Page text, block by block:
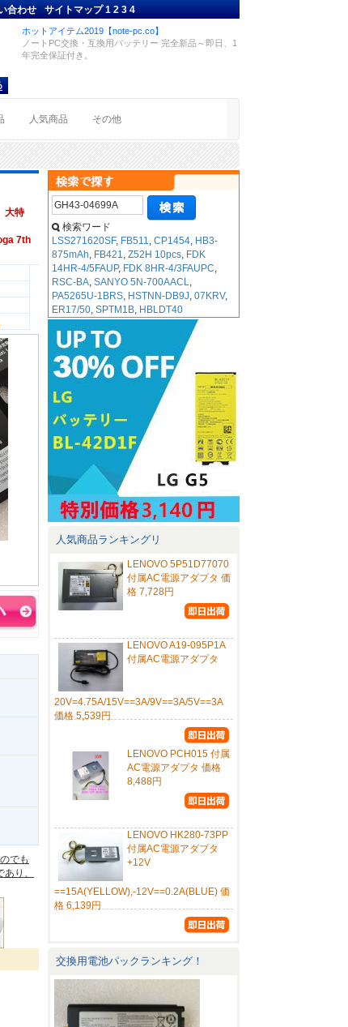
合わせ サイトマップ 1234
ホットアイテム2019【note-pc.co】
ノートPC交換・互換用バッテリー 完全新品～即日、1
年完全保証付き。
人気商品 その他
大特
7th
でも
り、
検索ワード
LSS271620SF, FB511,CP1454, HB3-
875mAh, FB421,Z52H 10pcs, FDK
14HR-4/5FAUP, FDK 8HR-4/3FAUPC,
RSC-BA,SANYO 5N-700AACL,
PA5265U-1BRS, HSTNN-DB9J,07KRV,
ER17/50,SPTM1B, HBLDT40
人気商品ランキングリ
LENOVO 5P51D77070
付属AC電源アダプタ 価
格 7,728円
LENOVO A19-095P1A
付属AC電源アダプタ
20V=4.75A/15V==3A/9V==3A/5V==3A
価格 5,539円
LENOVO PCH015 付属
AC電源アダプタ 価格
8,488円
LENOVO HK280-73PP
付属AC電源アダプタ
+12V
==15A(YELLOW),-12V==0.2A(BLUE) 価
格 6,139円
交換用電池パックランキング！